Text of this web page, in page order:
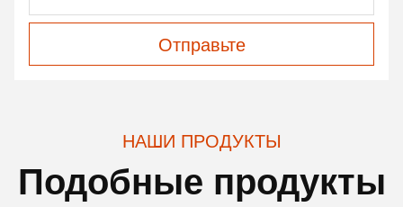
Отправьте
НАШИ ПРОДУКТЫ
Подобные продукты